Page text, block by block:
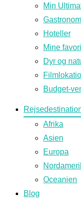
Min
Hoteller
Mine
Dyr og
Budget-
Afrika
Asien
Europa
Oceanien
Blog